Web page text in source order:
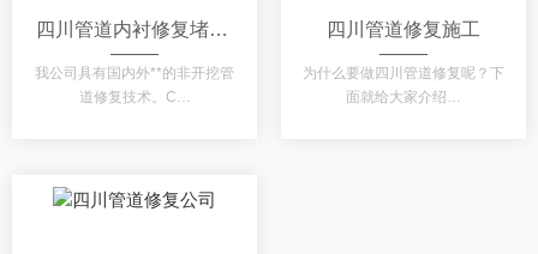
四川管道内衬修复堵漏剂修复技术
我公司具有国内外**的非开挖管
道修复技术。C…
四川管道修复施工
为什么要做四川管道修复呢？下
面就给大家介绍…